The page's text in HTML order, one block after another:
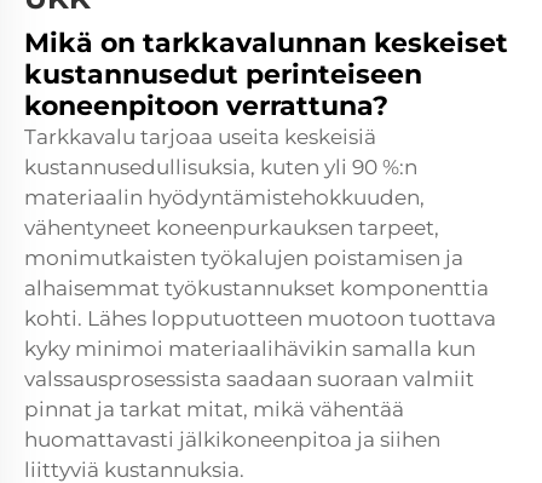
Mikä on tarkkavalunnan keskeiset
kustannusedut perinteiseen
koneenpitoon verrattuna?
Tarkkavalu tarjoaa useita keskeisiä
kustannusedullisuksia, kuten yli 90 %:n
materiaalin hyödyntämistehokkuuden,
vähentyneet koneenpurkauksen tarpeet,
monimutkaisten työkalujen poistamisen ja
alhaisemmat työkustannukset komponenttia
kohti. Lähes lopputuotteen muotoon tuottava
kyky minimoi materiaalihävikin samalla kun
valssausprosessista saadaan suoraan valmiit
pinnat ja tarkat mitat, mikä vähentää
huomattavasti jälkikoneenpitoa ja siihen
liittyviä kustannuksia.